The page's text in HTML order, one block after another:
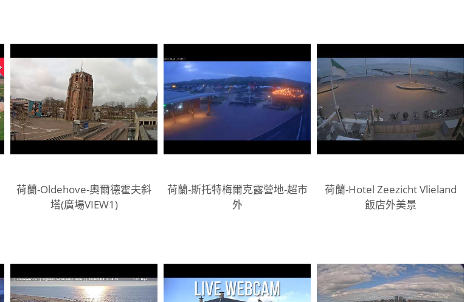
荷蘭-Oldehove-奧爾德霍夫斜
塔(廣場VIEW1)
荷蘭-斯托特梅爾克露營地-超市
外
荷蘭-Hotel Zeezicht Vlieland
飯店外美景